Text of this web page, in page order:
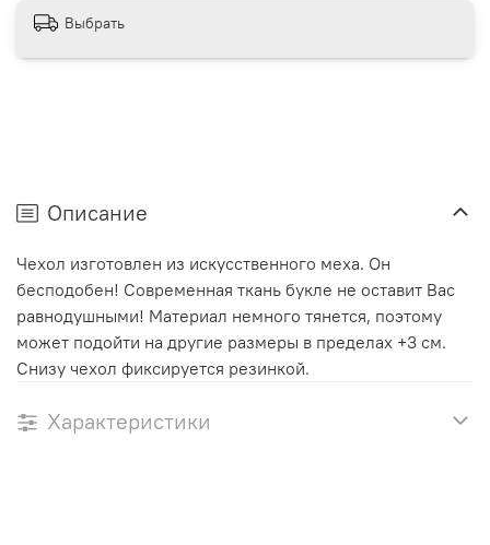
Выбрать
Описание
Чехол изготовлен из искусственного меха. Он
бесподобен! Современная ткань букле не оставит Вас
равнодушными! Материал немного тянется, поэтому
может подойти на другие размеры в пределах +3 см.
Снизу чехол фиксируется резинкой.
Характеристики